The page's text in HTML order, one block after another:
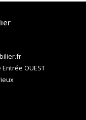
OUEST